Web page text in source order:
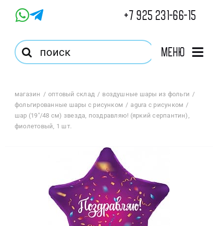
+7 925 231-66-15
Результат
поиска:
Меню
Магазин
Избранное
магазин оптовый склад
воздушные шары из фольги
фольгированные шары с рисунком
agura с рисунком
шар (19″/48 см) звезда, поздравляю! (яркий серпантин),
фиолетовый, 1 шт.